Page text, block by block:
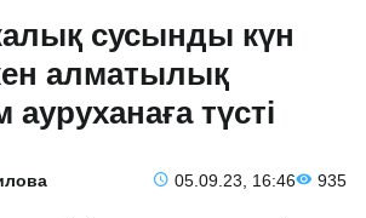
сусынды күн
алматылық
ауруханаға түсті
05.09.23, 16:46 935